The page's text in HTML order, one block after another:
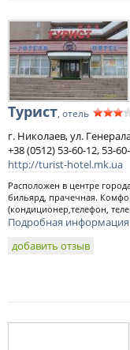
Турист, отель
г. Николаев, ул.
+38 (0512) 53-60-12, 53-
http://turist-hotel.mk.ua
Расположен в центре
бильярд, прачечная.
(кондиционер,телефон,
Подробная информация
добавить отзыв